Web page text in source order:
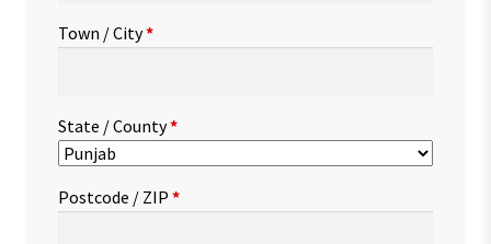
etc.(optional)
Town / City*
State / County*
Postcode / ZIP *